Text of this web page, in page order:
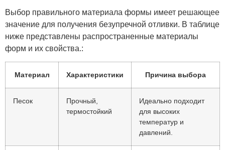
Выбор правильного материала формы имеет решающее
значение для получения безупречной отливки. В таблице
ниже представлены распространенные материалы
форм и их свойства.:
Материал Характеристики Причина выбора
Песок
Прочный,
термостойкий
Идеально подходит
для высоких
температур и
давлений.